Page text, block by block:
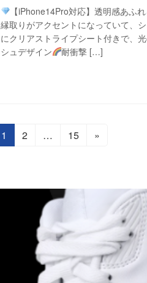
【iPhone14Pro対応】透明感あふ
縁取りがアクセントになっていて、
にクリアストライプシート付きで、
シュデザイン
耐衝撃 […]
固
定
ジ
1
固
ジ
2 …
固
ジ
15 »